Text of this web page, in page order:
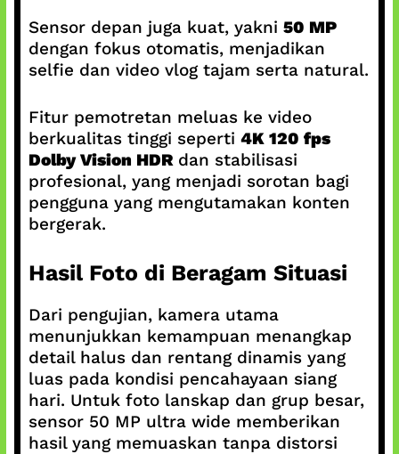
Sensor depan juga kuat, yakni 50 MP
dengan fokus otomatis, menjadikan
selfie dan video vlog tajam serta natural.
Fitur pemotretan meluas ke video
berkualitas tinggi seperti 4K 120 fps
Dolby Vision HDRdan stabilisasi
profesional, yang menjadi sorotan bagi
pengguna yang mengutamakan konten
bergerak.
Hasil Foto di Beragam Situasi
Dari pengujian, kamera utama
menunjukkan kemampuan menangkap
detail halus dan rentang dinamis yang
luas pada kondisi pencahayaan siang
hari. Untuk foto lanskap dan grup besar,
sensor 50 MP ultra wide memberikan
hasil yang memuaskan tanpa distorsi